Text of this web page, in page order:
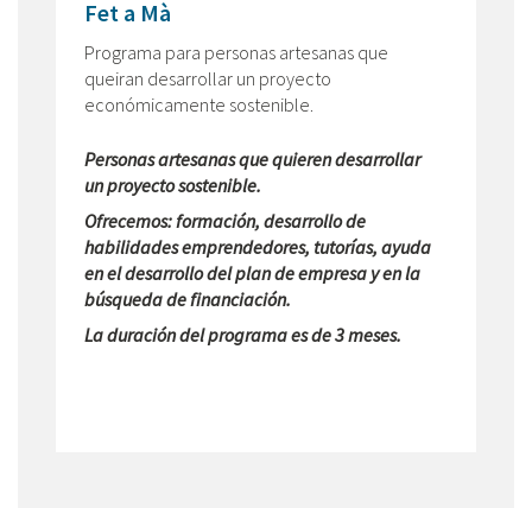
Fet a Mà
Programa para personas artesanas que
queiran desarrollar un proyecto
económicamente sostenible.
Personas artesanas que quieren desarrollar
un proyecto sostenible.
Ofrecemos: formación, desarrollo de
habilidades emprendedores, tutorías, ayuda
en el desarrollo del plan de empresa y en la
búsqueda de financiación.
La duración del programa es de 3 meses.